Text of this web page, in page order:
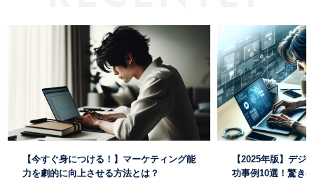
【2025年版】デジタルマーケティング成
功事例10選！驚きの結果とは？
ブログで始める！
の効果的な戦略と